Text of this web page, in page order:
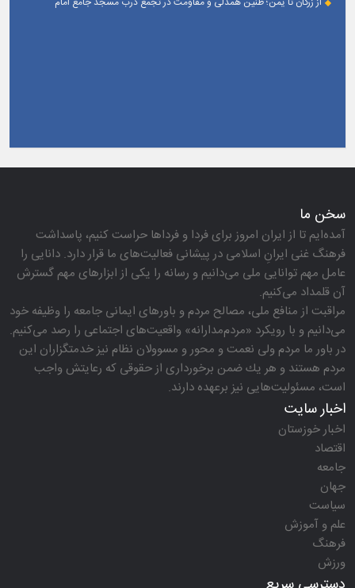
سخن ما
آمده‌ایم تا از ایران امروز برای فردا و فرداها حراست كنیم، پاسداشت
فرهنگ غنی ایرانِ اسلامی در پیشانی فعالیت‌های ما قرار دارد. دانایی را
عامل مهم توانایی ملی می‌دانیم و رسانه را یكی از ابزارهای مهم گسترش
آن قلمداد می‌كنیم.
مراقبت از منافع ملی، مصالح مردم و باورهای ایمانی جامعه را وظیفه خود
می‌دانیم و با رویكرد «مردم‌مدارانه‌» واقعیت‌های اجتماعی را رصد می‌كنیم.
در باور ما مردم ولی نعمت و محور و مسوولان نظام نیز خدمتگزاران این
مردم هستند و هر یك ضمن برخورداری از حقوقی كه رعایتش واجب
است، مسئولیت‌هایی نیز برعهده دارند.
اخبار سایت
اخبار خوزستان
اقتصاد
جامعه
جهان
سیاست
علم و آموزش
فرهنگ
ورزش